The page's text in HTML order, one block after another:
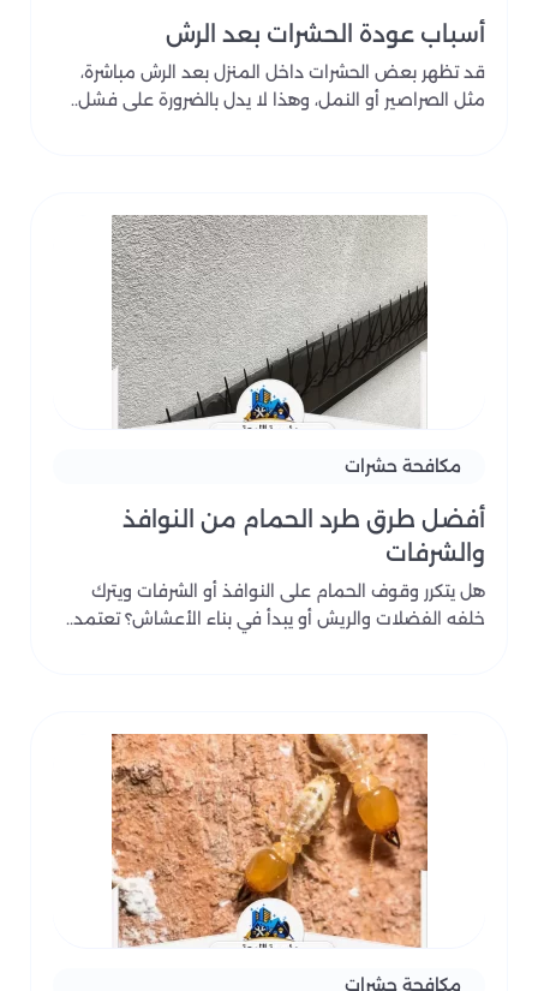
أسباب عودة الحشرات بعد الرش
قد تظهر بعض الحشرات داخل المنزل بعد الرش مباشرة،
مثل الصراصير أو النمل، وهذا لا يدل بالضرورة على فشل..
مكافحة حشرات
أفضل طرق طرد الحمام من النوافذ
والشرفات
هل يتكرر وقوف الحمام على النوافذ أو الشرفات ويترك
خلفه الفضلات والريش أو يبدأ في بناء الأعشاش؟ تعتمد..
مكافحة حشرات